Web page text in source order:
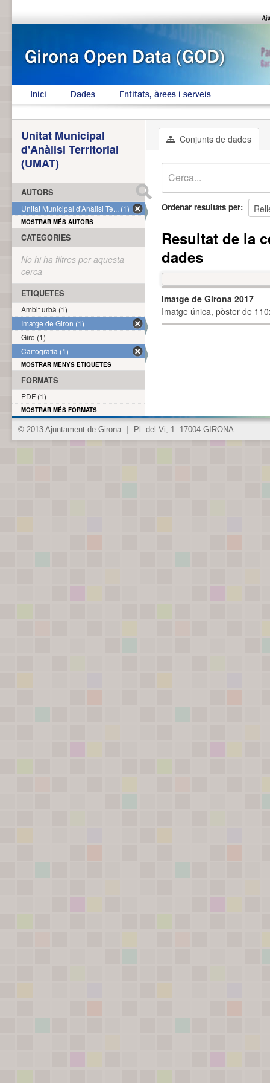
Inici Dades Entitats, àrees i serveis
Conjunts de dades
Ordenar resultats per
Resultat de la
dades
Imatge de Girona 2017
Imatge única, pòster de
Unitat Municipal
d'Anàlisi Territorial
(UMAT)
AUTORS
Unitat Municipal d'Anàlisi Te... (1)
MOSTRAR MÉS AUTORS
CATEGORIES
No hi ha filtres per aquesta
cerca
ETIQUETES
Àmbit urbà (1)
Imatge de Giron (1)
Giro (1)
Cartografia (1)
MOSTRAR MENYS ETIQUETES
FORMATS
PDF (1)
MOSTRAR MÉS FORMATS
© 2013 Ajuntament de Girona Pl. del Vi, 1. 17004 GIRONA